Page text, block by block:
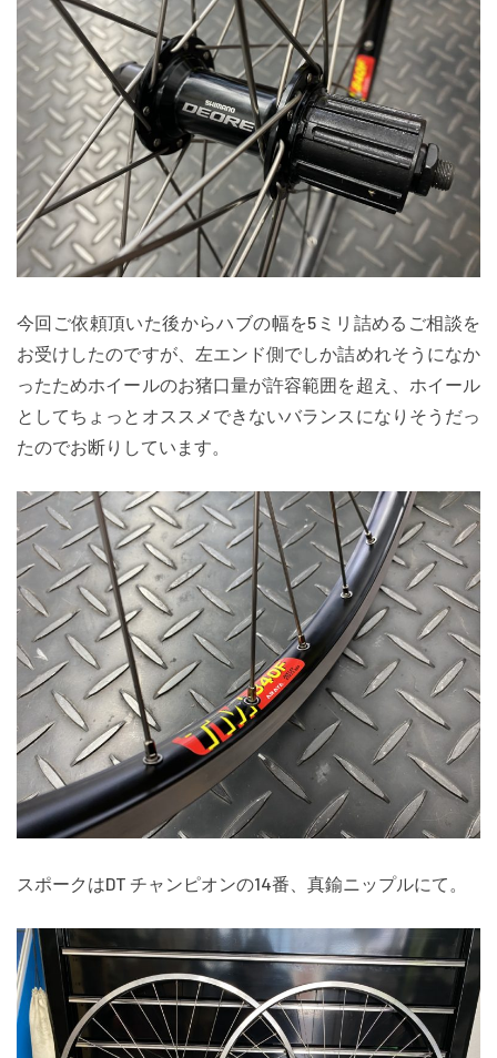
今回ご依頼頂いた後からハブの幅を5ミリ詰めるご相談を
お受けしたのですが、左エンド側でしか詰めれそうになか
ったためホイールのお猪口量が許容範囲を超え、ホイール
としてちょっとオススメできないバランスになりそうだっ
たのでお断りしています。
スポークはDT チャンピオンの14番、真鍮ニップルにて。